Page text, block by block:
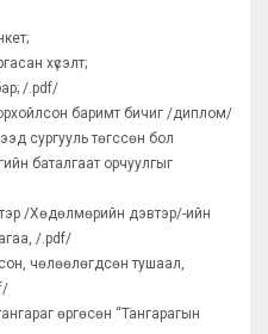
хүсэлт;
/.pdf/
баримт бичиг /диплом/
сургууль төгссөн бол
баталгаат орчуулгыг
/Хөдөлмөрийн дэвтэр/-ийн
/.pdf/
чөлөөлөгдсөн тушаал,
өргөсөн “Тангарагын